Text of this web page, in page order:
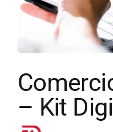
– Kit